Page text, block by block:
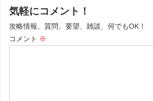
気軽にコメント！
攻略情報、質問、要望、雑談、何でもOK！
コメント ※